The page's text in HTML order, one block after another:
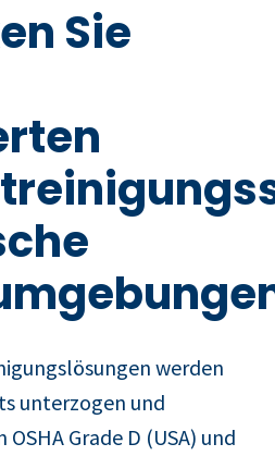
Sie
werden
unterzogen und
Grade D (USA) und